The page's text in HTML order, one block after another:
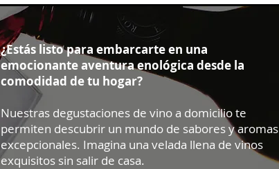
¿Estás listo para embarcarte en una
emocionante aventura enológica desde la
comodidad de tu hogar?
Nuestras degustaciones de vino a domicilio te
permiten descubrir un mundo de sabores y aromas
excepcionales. Imagina una velada llena de vinos
exquisitos sin salir de casa.